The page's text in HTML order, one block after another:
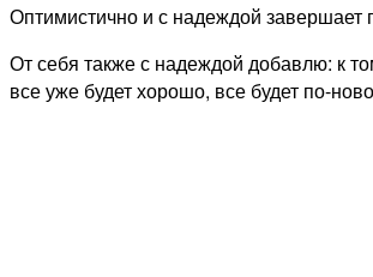
Оптимистично и с надеждой завершает
От себя также с надеждой добавлю: к
все уже будет хорошо, все будет по-